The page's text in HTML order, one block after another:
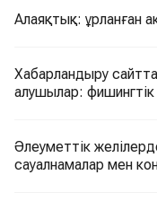
Алаяқтық: ұрланған
Хабарландыру
алушылар:
Әлеуметтік
сауалнамалар мен